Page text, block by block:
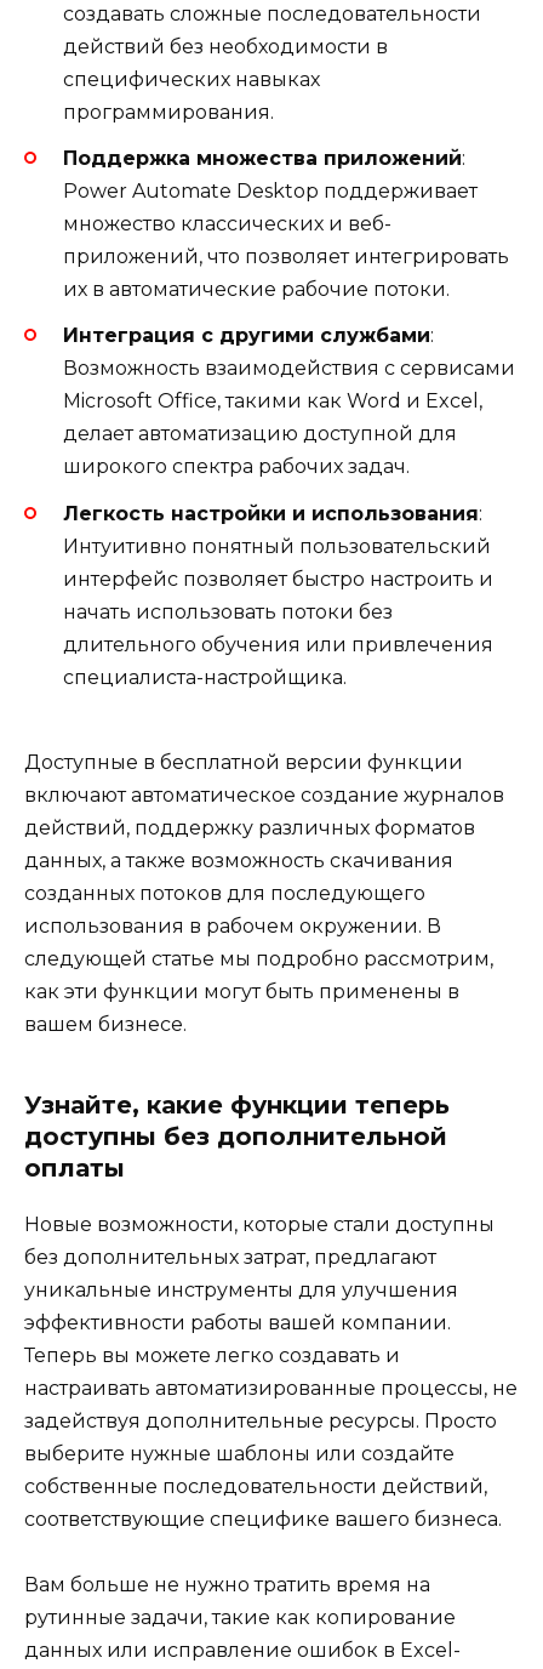
создавать сложные последовательности
действий без необходимости в
специфических навыках
программирования.
Поддержка множества приложений:
Power Automate Desktop поддерживает
множество классических и веб-
приложений, что позволяет интегрировать
их в автоматические рабочие потоки.
Интеграция с другими службами:
Возможность взаимодействия с сервисами
Microsoft Office, такими как Word и Excel,
делает автоматизацию доступной для
широкого спектра рабочих задач.
Легкость настройки и использования:
Интуитивно понятный пользовательский
интерфейс позволяет быстро настроить и
начать использовать потоки без
длительного обучения или привлечения
специалиста-настройщика.
Доступные в бесплатной версии функции
включают автоматическое создание журналов
действий, поддержку различных форматов
данных, а также возможность скачивания
созданных потоков для последующего
использования в рабочем окружении. В
следующей статье мы подробно рассмотрим,
как эти функции могут быть применены в
вашем бизнесе.
Узнайте, какие функции теперь
доступны без дополнительной
оплаты
Новые возможности, которые стали доступны
без дополнительных затрат, предлагают
уникальные инструменты для улучшения
эффективности работы вашей компании.
Теперь вы можете легко создавать и
настраивать автоматизированные процессы, не
задействуя дополнительные ресурсы. Просто
выберите нужные шаблоны или создайте
собственные последовательности действий,
соответствующие специфике вашего бизнеса.
Вам больше не нужно тратить время на
рутинные задачи, такие как копирование
данных или исправление ошибок в Excel-